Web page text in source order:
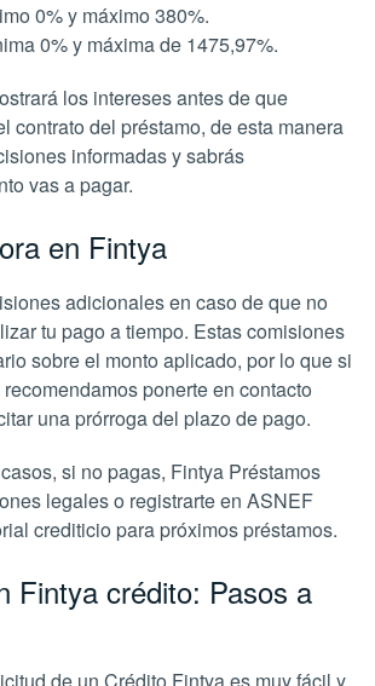
0% y máximo 380%.
0% y máxima de 1475,97%.
los intereses antes de que
contrato del préstamo, de esta manera
informadas y sabrás
vas a pagar.
en Fintya
adicionales en caso de que no
tu pago a tiempo. Estas comisiones
sobre el monto aplicado, por lo que si
ponerte en contacto
una prórroga del plazo de pago.
si no pagas, Fintya Préstamos
legales o registrarte en ASNEF
crediticio para próximos préstamos.
Fintya crédito: Pasos a